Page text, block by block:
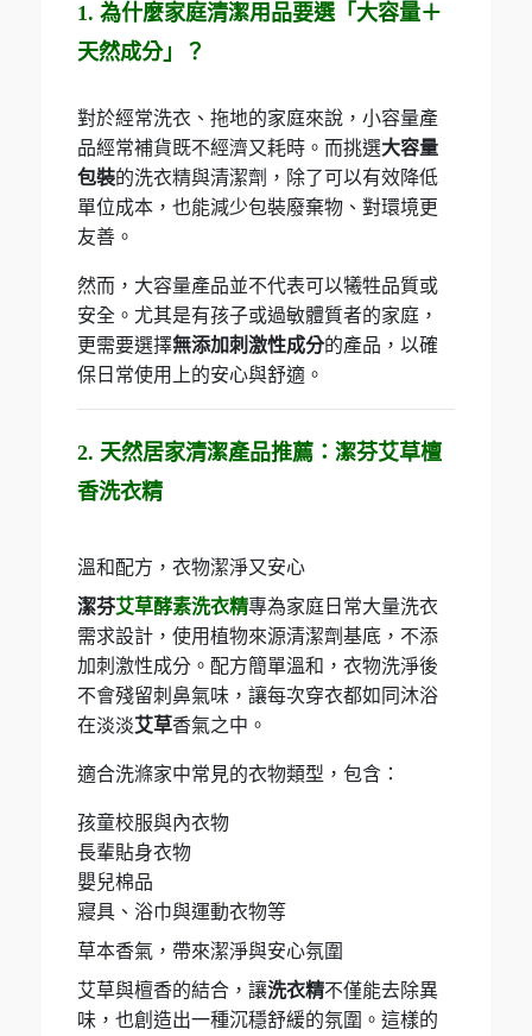
1. 為什麼家庭清潔用品要選「大容量＋
天然成分」？
對於經常洗衣、拖地的家庭來說，小容量產
品經常補貨既不經濟又耗時。而挑選大容量
包裝的洗衣精與清潔劑，除了可以有效降低
單位成本，也能減少包裝廢棄物、對環境更
友善。
然而，大容量產品並不代表可以犧牲品質或
安全。尤其是有孩子或過敏體質者的家庭，
更需要選擇無添加刺激性成分的產品，以確
保日常使用上的安心與舒適。
2. 天然居家清潔產品推薦：潔芬艾草檀
香洗衣精
溫和配方，衣物潔淨又安心
潔芬艾草酵素洗衣精專為家庭日常大量洗衣
需求設計，使用植物來源清潔劑基底，不添
加刺激性成分。配方簡單溫和，衣物洗淨後
不會殘留刺鼻氣味，讓每次穿衣都如同沐浴
在淡淡艾草香氣之中。
適合洗滌家中常見的衣物類型，包含：
孩童校服與內衣物
長輩貼身衣物
嬰兒棉品
寢具、浴巾與運動衣物等
草本香氣，帶來潔淨與安心氛圍
艾草與檀香的結合，讓洗衣精不僅能去除異
味，也創造出一種沉穩舒緩的氛圍。這樣的